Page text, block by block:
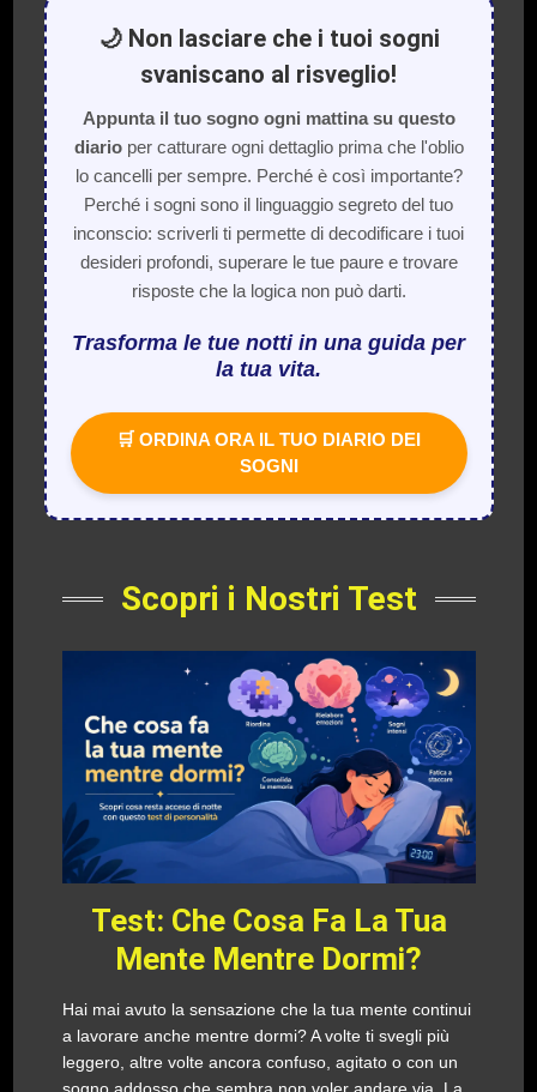
🌙 Non lasciare che i tuoi sogni
svaniscano al risveglio!
Appunta il tuo sogno ogni mattina su questo
diarioper catturare ogni dettaglio prima che l'oblio
lo cancelli per sempre. Perché è così importante?
Perché i sogni sono il linguaggio segreto del tuo
inconscio: scriverli ti permette di decodificare i tuoi
desideri profondi, superare le tue paure e trovare
risposte che la logica non può darti.
Trasforma le tue notti in una guida per
la tua vita.
🛒 ORDINA ORA IL TUO DIARIO DEI
SOGNI
Scopri i Nostri Test
Test: Che Cosa Fa La Tua
Mente Mentre Dormi?
Hai mai avuto la sensazione che la tua mente continui
a lavorare anche mentre dormi? A volte ti svegli più
leggero, altre volte ancora confuso, agitato o con un